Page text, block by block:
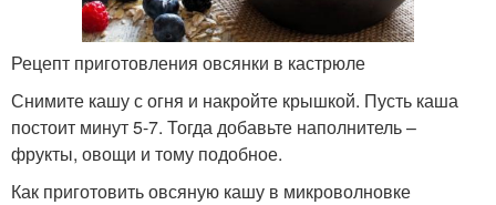
Рецепт приготовления овсянки в кастрюле
Снимите кашу с огня и накройте крышкой. Пусть каша
постоит минут 5-7. Тогда добавьте наполнитель –
фрукты, овощи и тому подобное.
Как приготовить овсяную кашу в микроволновке